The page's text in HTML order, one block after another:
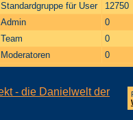
Standardgruppe für User
12750
Admin
0
Team
0
Moderatoren
0